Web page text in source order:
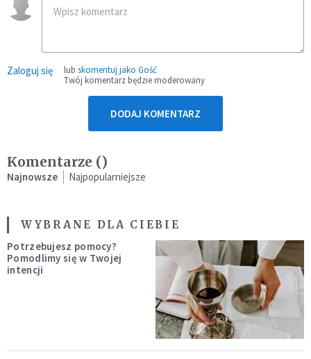
Zaloguj się lub skomentuj jako Gość
Twój komentarz będzie moderowany
DODAJ KOMENTARZ
Komentarze ()
Najnowsze Najpopularniejsze
WYBRANE DLA CIEBIE
Potrzebujesz pomocy?
Pomodlimy się w Twojej
intencji